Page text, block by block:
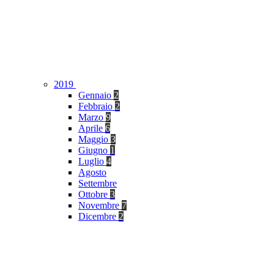
2019
Gennaio 2
Febbraio 2
Marzo 9
Aprile 6
Maggio 3
Giugno 1
Luglio 4
Agosto
Settembre
Ottobre 3
Novembre 7
Dicembre 2